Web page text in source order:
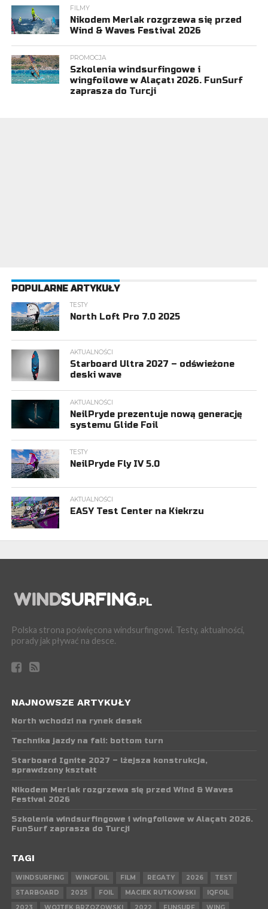
FILMY
Nikodem Merlak rozgrzewa się przed
Wind & Waves Festival 2026
PROMOCJA
Szkolenia windsurfingowe i
wingfoilowe w Alaçatı 2026. FunSurf
zaprasza do Turcji
POPULARNE ARTYKUŁY
TESTY
North Loft Pro 7.0 2025
AKTUALNOŚCI
Starboard Ultra 2027 – odświeżone
deski wave
AKTUALNOŚCI
NeilPryde prezentuje nową generację
systemu Glide Foil
TESTY
NeilPryde Fly IV 5.0
AKTUALNOŚCI
EASY Test Center na Kiekrzu
Polska strona poświęcona windsurfingowi. Testy, aktualności,
porady jak pływać na desce.
NAJNOWSZE ARTYKUŁY
North wchodzi na rynek desek
Technika jazdy na fali: bottom turn
Starboard Ignite 2027 – lżejsza konstrukcja,
sprawdzony kształt
Nikodem Merlak rozgrzewa się przed Wind & Waves
Festival 2026
Szkolenia windsurfingowe i wingfoilowe w Alaçatı 2026.
FunSurf zaprasza do Turcji
TAGI
WINDSURFING WINGFOIL FILM REGATY 2026
TEST
STARBOARD
2025 FOIL MACIEK RUTKOWSKI
IQFOIL
2023
WOJTEK BRZOZOWSKI 2022 FUNSURF WING